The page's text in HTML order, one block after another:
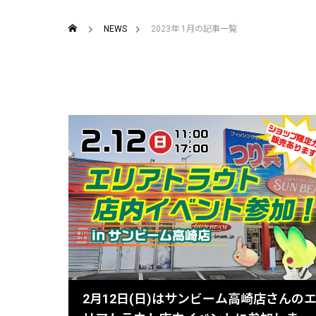
NEWS 2023年 1月の記事一覧
2月12日(日)はサンビーム高崎店さんのエ